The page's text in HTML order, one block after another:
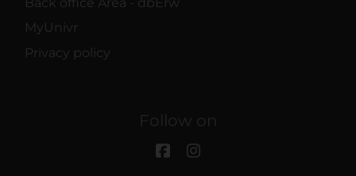
MyUnivr
Privacy policy
Follow on